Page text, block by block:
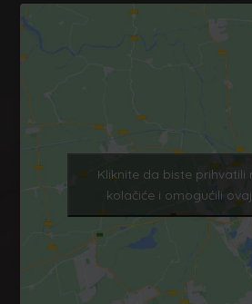
Kliknite da biste prihvatili
kolačiće i omogućili